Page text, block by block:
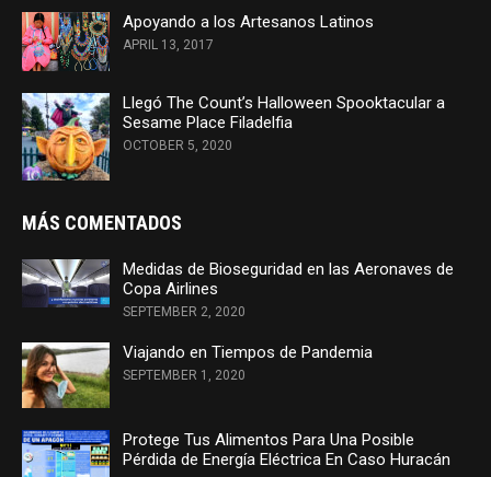
Apoyando a los Artesanos Latinos
APRIL 13, 2017
Llegó The Count’s Halloween Spooktacular a
Sesame Place Filadelfia
OCTOBER 5, 2020
MÁS COMENTADOS
Medidas de Bioseguridad en las Aeronaves de
Copa Airlines
SEPTEMBER 2, 2020
Viajando en Tiempos de Pandemia
SEPTEMBER 1, 2020
Protege Tus Alimentos Para Una Posible
Pérdida de Energía Eléctrica En Caso Huracán